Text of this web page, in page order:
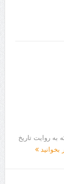
روایت تاریخ
بخوانید